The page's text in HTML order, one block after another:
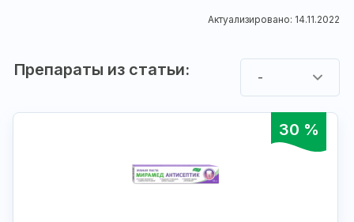
Актуализировано: 14.11.2022
Препараты из статьи: -
30 %